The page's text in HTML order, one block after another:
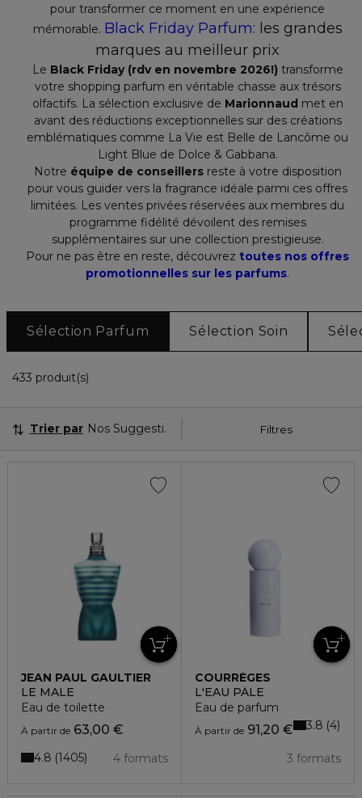
pour transformer ce moment en une expérience
mémorable. Black Friday Parfum: les grandes
marques au meilleur prix
Le Black Friday (rdv en novembre 2026!) transforme
votre shopping parfum en véritable chasse aux trésors
olfactifs. La sélection exclusive de Marionnaudmet en
avant des réductions exceptionnelles sur des créations
emblématiques comme La Vie est Belle de Lancôme ou
Light Blue de Dolce & Gabbana.
Notre équipe de conseillersreste à votre disposition
pour vous guider vers la fragrance idéale parmi ces offres
limitées. Les ventes privées réservées aux membres du
programme fidélité dévoilent des remises
supplémentaires sur une collection prestigieuse.
Pour ne pas être en reste, découvrez toutes nos offres
promotionnelles sur les parfums.
Sélection Parfum Sélection Soin
433 produit(s)
Filtres
Trier par Nos Suggestions
JEAN PAUL GAULTIER
LE MALE
Eau de toilette
À partir de 63,00 €
4 formats
4.8 1405
COURRÈGES
L'EAU PÂLE
Eau de parfum
À partir de91,20 €
3 formats
3.8 4